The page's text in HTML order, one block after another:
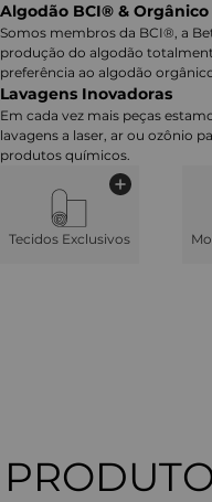
Algodão BCI® & Orgânico
Somos membros da BCI®, a
produção do algodão
preferência ao algodão
Lavagens Inovadoras
Em cada vez mais peças
lavagens a laser, ar ou ozônio
produtos químicos.
Tecidos Exclusivos